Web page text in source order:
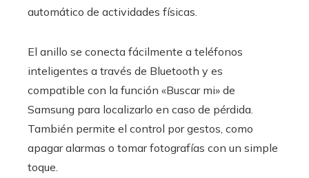
automático de actividades físicas.
El anillo se conecta fácilmente a teléfonos
inteligentes a través de Bluetooth y es
compatible con la función «Buscar mi» de
Samsung para localizarlo en caso de pérdida.
También permite el control por gestos, como
apagar alarmas o tomar fotografías con un simple
toque.